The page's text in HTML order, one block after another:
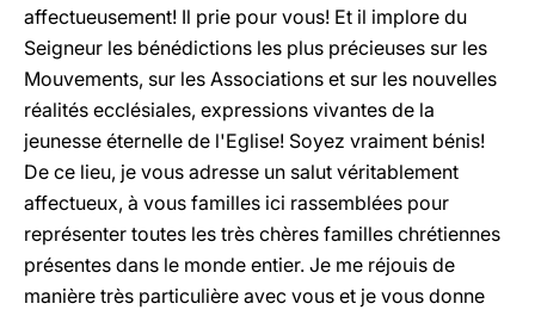
affectueusement! Il prie pour vous! Et il implore du
Seigneur les bénédictions les plus précieuses sur les
Mouvements, sur les Associations et sur les nouvelles
réalités ecclésiales, expressions vivantes de la
jeunesse éternelle de l'Eglise! Soyez vraiment bénis!
De ce lieu, je vous adresse un salut véritablement
affectueux, à vous familles ici rassemblées pour
représenter toutes les très chères familles chrétiennes
présentes dans le monde entier. Je me réjouis de
manière très particulière avec vous et je vous donne